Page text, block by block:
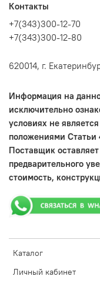
Каталог
Личный кабинет
Контакты
+7(343)300-12-70
+7(343)300-12-80
620014, г.
Информация на
исключительно
условиях не
положениями Статьи
Поставщик
предварительного
стоимость,